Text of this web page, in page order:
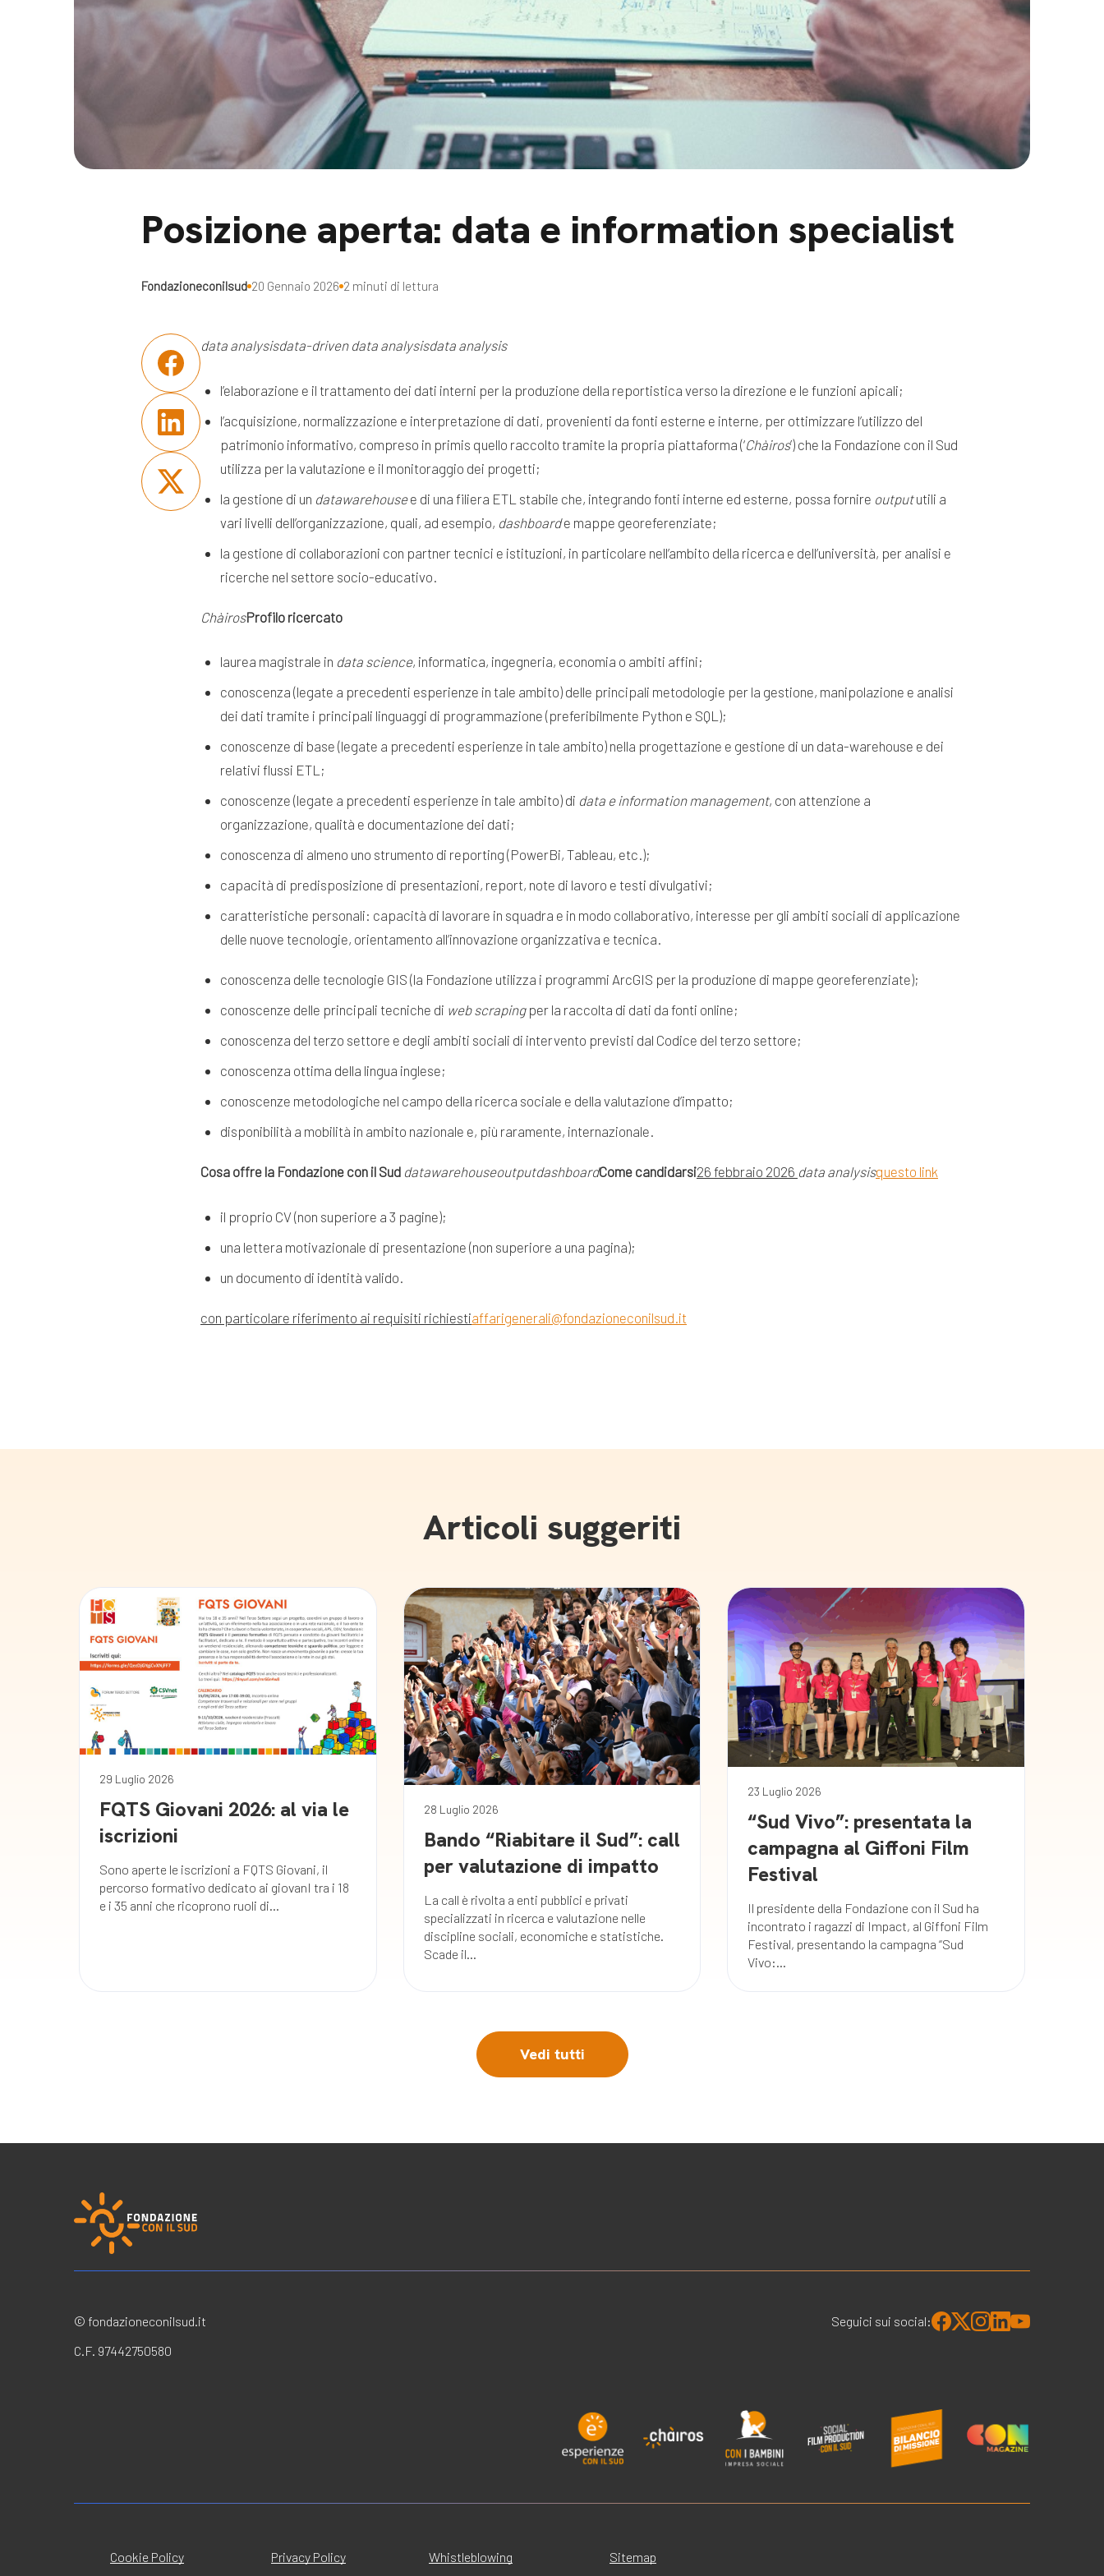
Posizione aperta: data e information specialist
Fondazioneconilsud 20 Gennaio 2026 2 minuti di lettura
data analysisdata-driven data analysisdata analysis
l’elaborazione e il trattamento dei dati interni per la produzione della reportistica verso la direzione e le funzioni apicali;
l’acquisizione, normalizzazione e interpretazione di dati, provenienti da fonti esterne e interne, per ottimizzare l’utilizzo del
patrimonio informativo, compreso in primis quello raccolto tramite la propria piattaforma (‘Chàiros’) che la Fondazione con il Sud
utilizza per la valutazione e il monitoraggio dei progetti;
la gestione di un datawarehousee di una filiera ETL stabile che, integrando fonti interne ed esterne, possa fornire outpututili a
vari livelli dell’organizzazione, quali, ad esempio, dashboarde mappe georeferenziate;
la gestione di collaborazioni con partner tecnici e istituzioni, in particolare nell’ambito della ricerca e dell’università, per analisi e
ricerche nel settore socio-educativo.
ChàirosProfilo ricercato
laurea magistrale in data science, informatica, ingegneria, economia o ambiti affini;
conoscenza (legate a precedenti esperienze in tale ambito) delle principali metodologie per la gestione, manipolazione e analisi
dei dati tramite i principali linguaggi di programmazione (preferibilmente Python e SQL);
conoscenze di base (legate a precedenti esperienze in tale ambito) nella progettazione e gestione di un data-warehouse e dei
relativi flussi ETL;
conoscenze (legate a precedenti esperienze in tale ambito) di data e information management, con attenzione a
organizzazione, qualità e documentazione dei dati;
conoscenza di almeno uno strumento di reporting (PowerBi, Tableau, etc.);
capacità di predisposizione di presentazioni, report, note di lavoro e testi divulgativi;
caratteristiche personali: capacità di lavorare in squadra e in modo collaborativo, interesse per gli ambiti sociali di applicazione
delle nuove tecnologie, orientamento all’innovazione organizzativa e tecnica.
conoscenza delle tecnologie GIS (la Fondazione utilizza i programmi ArcGIS per la produzione di mappe georeferenziate);
conoscenze delle principali tecniche di web scrapingper la raccolta di dati da fonti online;
conoscenza del terzo settore e degli ambiti sociali di intervento previsti dal Codice del terzo settore;
conoscenza ottima della lingua inglese;
conoscenze metodologiche nel campo della ricerca sociale e della valutazione d’impatto;
disponibilità a mobilità in ambito nazionale e, più raramente, internazionale.
Cosa offre la Fondazione con il Sud datawarehouseoutputdashboardCome candidarsi26 febbraio 2026 data analysisquesto link
il proprio CV (non superiore a 3 pagine);
una lettera motivazionale di presentazione (non superiore a una pagina);
un documento di identità valido.
con particolare riferimento ai requisiti richiestiaffarigenerali@fondazioneconilsud.it
Articoli suggeriti
29 Luglio 2026
FQTS Giovani 2026: al via le
iscrizioni
Sono aperte le iscrizioni a FQTS Giovani, il
percorso formativo dedicato ai giovanI tra i 18
e i 35 anni che ricoprono ruoli di...
28 Luglio 2026
Bando “Riabitare il Sud”: call
per valutazione di impatto
La call è rivolta a enti pubblici e privati
specializzati in ricerca e valutazione nelle
discipline sociali, economiche e statistiche.
Scade il...
23 Luglio 2026
“Sud Vivo”: presentata la
campagna al Giffoni Film
Festival
Il presidente della Fondazione con il Sud ha
incontrato i ragazzi di Impact, al Giffoni Film
Festival, presentando la campagna “Sud
Vivo:...
Vedi tutti
© fondazioneconilsud.it
C.F. 97442750580
Seguici sui social:
Cookie Policy Privacy Policy Whistleblowing Sitemap
Bilancio di missione
News e appuntamenti
Videomagazine e blog
progetti
Seguici sui social: